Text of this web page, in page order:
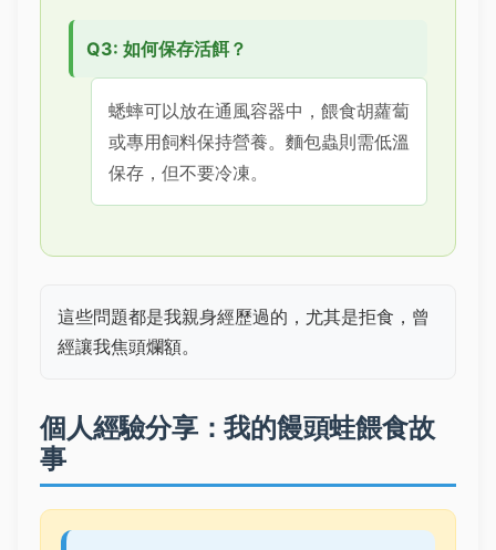
Q3: 如何保存活餌？
蟋蟀可以放在通風容器中，餵食胡蘿蔔
或專用飼料保持營養。麵包蟲則需低溫
保存，但不要冷凍。
這些問題都是我親身經歷過的，尤其是拒食，曾
經讓我焦頭爛額。
個人經驗分享：我的饅頭蛙餵食故
事